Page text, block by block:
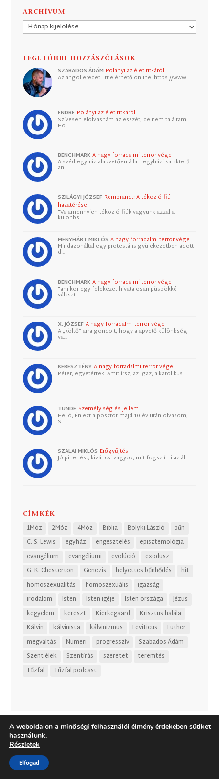
ARCHÍVUM
Archívum
LEGUTÓBBI HOZZÁSZÓLÁSOK
SZABADOS ÁDÁM Polányi az élet titkáról
Az angol eredeti itt elérhető online: https://www.…
ENDRE Polányi az élet titkáról
Szívesen elolvasnám az esszét, de nem találtam.
Ho…
BENCHMARK A nagy forradalmi terror vége
A svéd egyház alapvetően államegyházi karakterű
an…
SZILÁGYI JÓZSEF Rembrandt: A tékozló fiú
hazatérése
"Valamennyien tékozló fiúk vagyunk azzal a
különbs…
MENYHÁRT MIKLÓS A nagy forradalmi terror vége
Mindazonáltal egy protestáns gyülekezetben adott
d…
BENCHMARK A nagy forradalmi terror vége
"amikor egy felekezet hivatalosan püspökké
választ…
X. JÓZSEF A nagy forradalmi terror vége
A „költő” arra gondolt, hogy alapvető különbség
va…
KERESZTÉNY A nagy forradalmi terror vége
Péter, egyetértek. Amit írsz, az igaz, a katolikus…
TUNDE Személyiség és jellem
Helló, Én ezt a posztot majd 10 év után olvasom,
S…
SZALAI MIKLÓS Erőgyűjtés
Jó pihenést, kiváncsi vagyok, mit fogsz írni az ál…
CÍMKÉK
1Móz 2Móz 4Móz Biblia Bolyki László
bűn
C. S. Lewis
egyház engesztelés
episztemológia
evangélium
evangéliumi evolúció
exodusz
G. K. Chesterton
Genezis helyettes bűnhődés
hit
homoszexualitás
homoszexuális
igazság
irodalom
Isten Isten igéje Isten országa
Jézus
kegyelem
kereszt Kierkegaard
Krisztus halála
Kálvin
kálvinista kálvinizmus Leviticus
Luther
megváltás
Numeri progresszív
Szabados Ádám
Szentlélek
Szentírás szeretet
teremtés
Tűzfal
Tűzfal podcast
Dizájn:
A weboldalon a minőségi felhasználói élmény érdekében sütiket
használunk.
Részletek
Elfogad